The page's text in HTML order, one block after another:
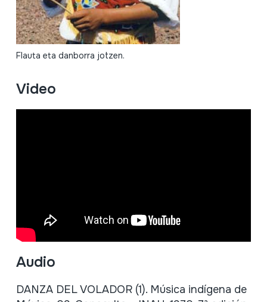
Flauta eta danborra jotzen.
Video
Audio
DANZA DEL VOLADOR (1). Música indígena de